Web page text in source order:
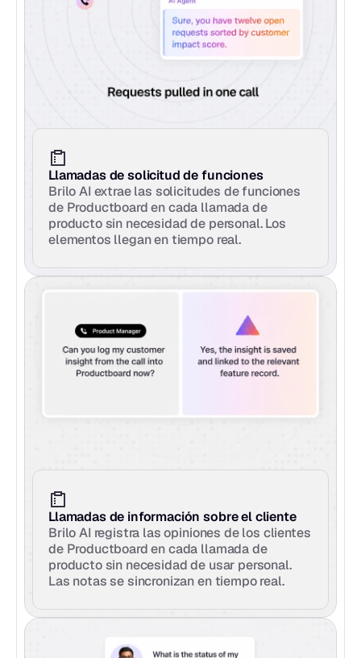
Llamadas de solicitud de funciones
Brilo AI extrae las solicitudes de funciones
de Productboard en cada llamada de
producto sin necesidad de personal. Los
elementos llegan en tiempo real.
Llamadas de información sobre el cliente
Brilo AI registra las opiniones de los clientes
de Productboard en cada llamada de
producto sin necesidad de usar personal.
Las notas se sincronizan en tiempo real.